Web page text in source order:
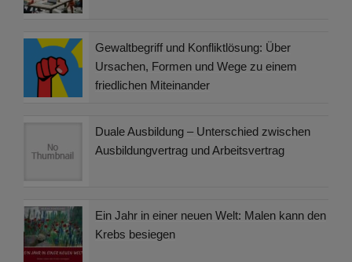
Gewaltbegriff und Konfliktlösung: Über
Ursachen, Formen und Wege zu einem
friedlichen Miteinander
Duale Ausbildung – Unterschied zwischen
Ausbildungvertrag und Arbeitsvertrag
Ein Jahr in einer neuen Welt: Malen kann den
Krebs besiegen